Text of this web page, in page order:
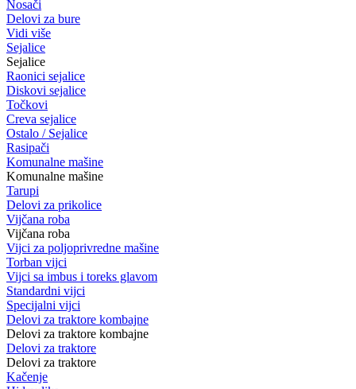
Nosači
Delovi za bure
Vidi više
Sejalice
Sejalice
Raonici sejalice
Diskovi sejalice
Točkovi
Creva sejalice
Ostalo / Sejalice
Rasipači
Komunalne mašine
Komunalne mašine
Tarupi
Delovi za prikolice
Vijčana roba
Vijčana roba
Vijci za poljoprivredne mašine
Torban vijci
Vijci sa imbus i toreks glavom
Standardni vijci
Specijalni vijci
Delovi za traktore kombajne
Delovi za traktore kombajne
Delovi za traktore
Delovi za traktore
Kačenje